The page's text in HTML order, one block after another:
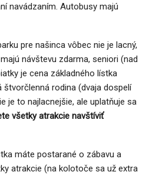
navádzaním. Autobusy majú
pre našinca vôbec nie je lacný,
návštevu zdarma, seniori (nad
je cena základného lístka
štvorčlenná rodina (dvaja dospelí
je to najlacnejšie, ale uplatňuje sa
všetky atrakcie navštíviť
máte postarané o zábavu a
atrakcie (na kolotoče sa už extra